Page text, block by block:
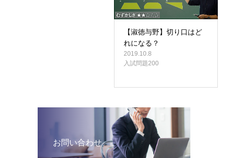
【淑徳与野】切り口はど
れになる？
2019.10.8
入試問題200
お問い合わせ